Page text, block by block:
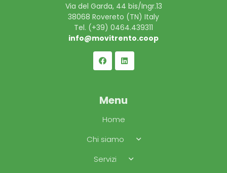
Via del Garda, 44 bis/Ingr.13
38068 Rovereto (TN) Italy
Tel. (+39) 0464.439311
info@movitrento.coop
Menu
Home
Chi siamo
Servizi